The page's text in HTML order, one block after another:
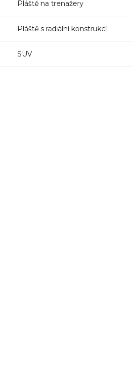
Pláště na trenažery
Pláště s radiální konstrukcí
SUV